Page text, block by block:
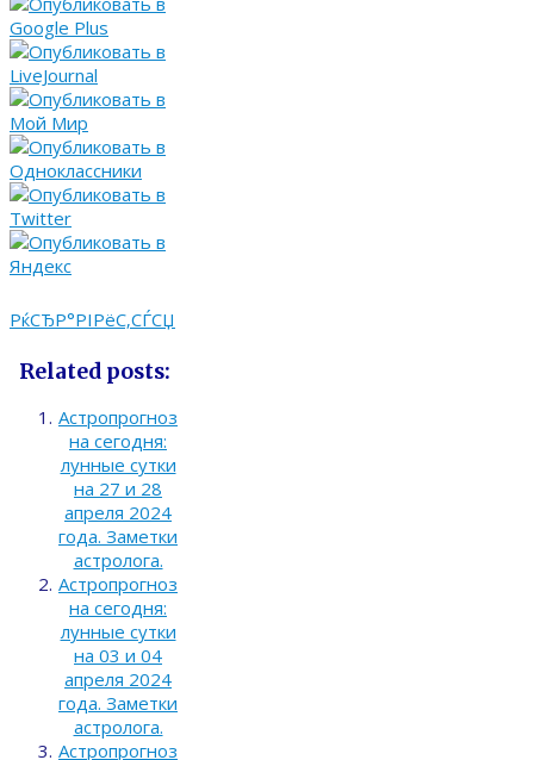
РќСЂР°РІРёС‚СЃСЏ
Related posts:
Астропрогноз
на сегодня:
лунные сутки
на 27 и 28
апреля 2024
года. Заметки
астролога.
Астропрогноз
на сегодня:
лунные сутки
на 03 и 04
апреля 2024
года. Заметки
астролога.
Астропрогноз